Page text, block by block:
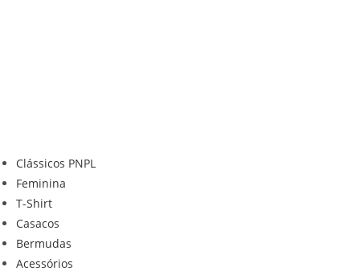
Clássicos PNPL
Feminina
T-Shirt
Casacos
Bermudas
Acessórios